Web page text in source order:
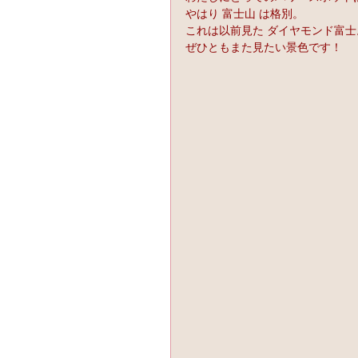
やはり 富士山 は格別。
これは以前見た ダイヤモンド富
ぜひともまた見たい景色です！